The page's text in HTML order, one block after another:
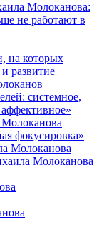
Молоканова:
не работают в
на которых
развитие
системное,
аффективное»
фокусировка»
Молоканова
Молоканова